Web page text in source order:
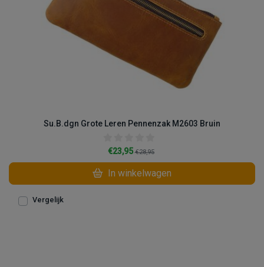
Su.B.dgn Grote Leren Pennenzak M2603 Bruin
€23,95€28,95
In winkelwagen
Vergelijk